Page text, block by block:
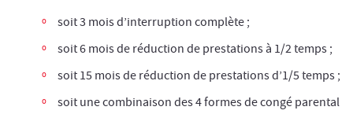
soit 3 mois d’interruption complète ;
soit 6 mois de réduction de prestations à 1/2 temps ;
soit 15 mois de réduction de prestations d’1/5 temps ;
soit une combinaison des 4 formes de congé parental